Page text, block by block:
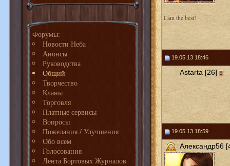
Форумы:
Новости Неба
Анонсы
Руководства
Общий
Творчество
Кланы
Торговля
Платные сервисы
Вопросы
Пожелания / Улучшения
Обо всем
Голосования
Лента Бортовых Журналов
I am the best!
19.05.13 18:46
Astarta [26]
19.05.13 18:59
Александр56